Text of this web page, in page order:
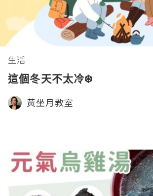
生活
這個冬天不太冷❄️
黃坐月教室